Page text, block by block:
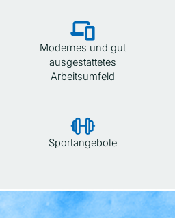
Modernes und gut
ausgestattetes
Arbeitsumfeld
Sportangebote